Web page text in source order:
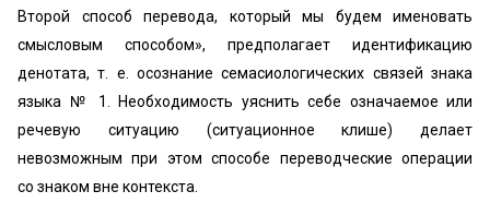
Второй способ перевода, который мы будем именовать
смысловым способом», предполагает идентификацию
денотата, т. е. осознание семасиологических связей знака
языка № 1. Необходимость уяснить себе означаемое или
речевую ситуацию (ситуационное клише) делает
невозможным при этом способе переводческие операции
со знаком вне контекста.